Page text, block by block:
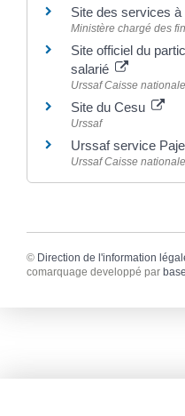
Site des services à
Ministère chargé des
Site officiel du
salarié
Urssaf Caisse
Site du Cesu
Urssaf
Urssaf service
Urssaf Caisse
© Direction de l'information
comarquage developpé par